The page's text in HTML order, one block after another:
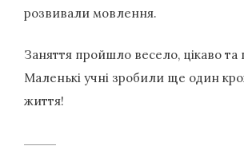
розвивали мовлення.
Заняття пройшло весело, цікаво та
Маленькі учні зробили ще один
життя!